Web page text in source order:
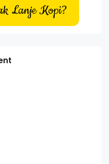
Lanje Kopi?